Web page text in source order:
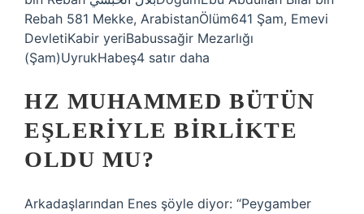
Rebah 581 Mekke, ArabistanÖlüm641 Şam, Emevi
DevletiKabir yeriBabussağir Mezarlığı
(Şam)UyrukHabeş4 satır daha
HZ MUHAMMED BÜTÜN
EŞLERIYLE BIRLIKTE
OLDU MU?
Arkadaşlarından Enes şöyle diyor: “Peygamber